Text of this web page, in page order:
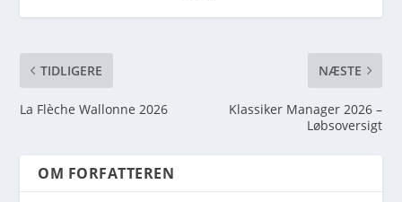
TIDLIGERE
La Flèche Wallonne 2026
NÆSTE
Klassiker Manager 2026 –
Løbsoversigt
OM FORFATTEREN